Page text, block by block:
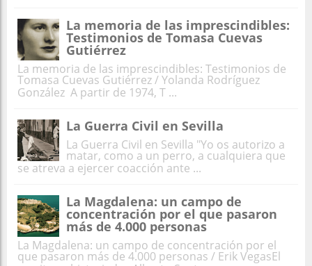
La memoria de las imprescindibles:
Testimonios de Tomasa Cuevas
Gutiérrez
La memoria de las imprescindibles: Testimonios de
Tomasa Cuevas Gutiérrez / Yolanda Rodríguez
González A partir de 1974, T ...
La Guerra Civil en Sevilla
La Guerra Civil en Sevilla "Yo os autorizo a
matar, como a un perro, a cualquiera que
se atreva a ejercer coacción ante ...
La Magdalena: un campo de
concentración por el que pasaron
más de 4.000 personas
La Magdalena: un campo de concentración por el
que pasaron más de 4.000 personas / Erik VegasEl